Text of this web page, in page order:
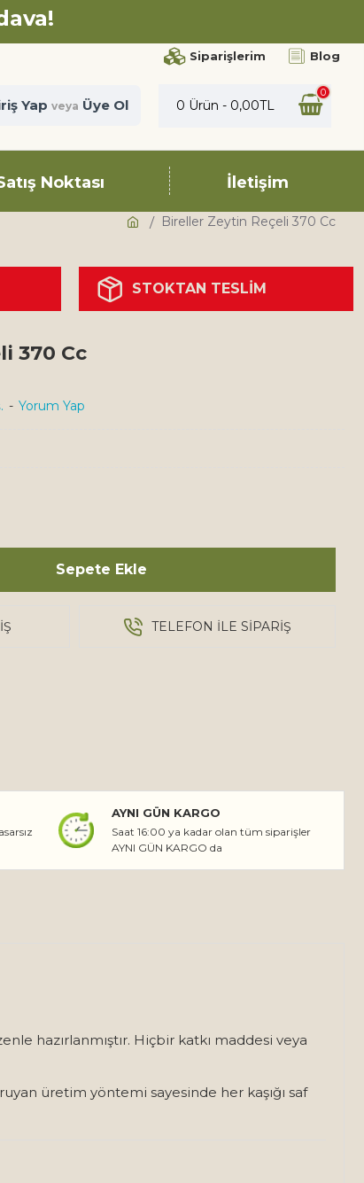
Siparişlerim Blog
Yap veya Üye Ol 0 Ürün - 0,00TL
0
Noktası İletişim
Bireller Zeytin Reçeli 370 Cc
370 Cc
- Yorum Yap
Sepete Ekle
STOKTAN TESLİM
TELEFON ILE SIPARIŞ
AYNI GÜN KARGO
Saat 16:00 ya kadar olan tüm siparişler
AYNI GÜN KARGO da
hazırlanmıştır. Hiçbir katkı maddesi veya
üretim yöntemi sayesinde her kaşığı saf